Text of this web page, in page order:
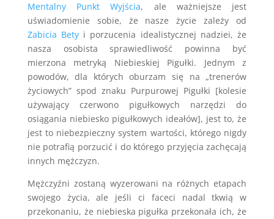
Mentalny Punkt Wyjścia, ale ważniejsze jest
uświadomienie sobie, że nasze życie zależy od
Zabicia Bety i porzucenia idealistycznej nadziei, że
nasza osobista sprawiedliwość powinna być
mierzona metryką Niebieskiej Pigułki. Jednym z
powodów, dla których oburzam się na „trenerów
życiowych” spod znaku Purpurowej Pigułki [kolesie
używający czerwono pigułkowych narzędzi do
osiągania niebiesko pigułkowych ideałów], jest to, że
jest to niebezpieczny system wartości, którego nigdy
nie potrafią porzucić i do którego przyjęcia zachęcają
innych mężczyzn.
Mężczyźni zostaną wyzerowani na różnych etapach
swojego życia, ale jeśli ci faceci nadal tkwią w
przekonaniu, że niebieska pigułka przekonała ich, że